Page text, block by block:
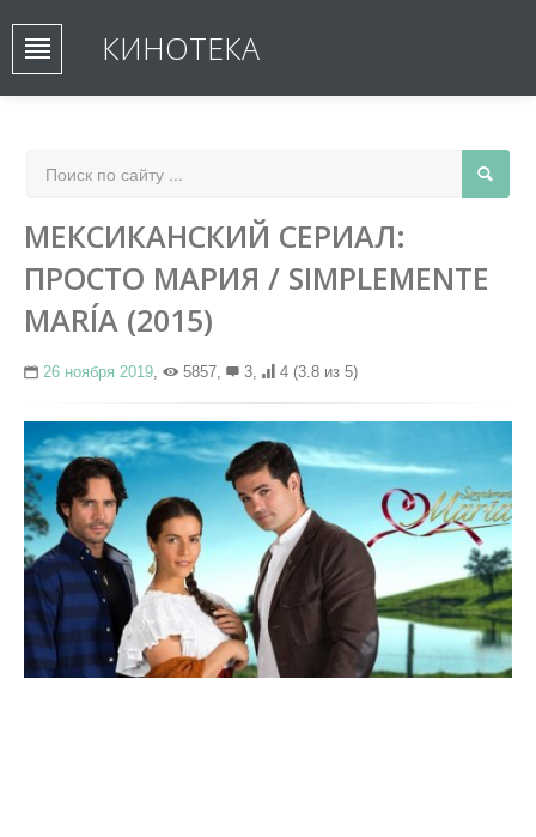
КИНОТЕКА
МЕКСИКАНСКИЙ СЕРИАЛ:
ПРОСТО МАРИЯ / SIMPLEMENTE
MARÍA (2015)
26 ноября 2019, 5857, 3, 4 (3.8 из 5)